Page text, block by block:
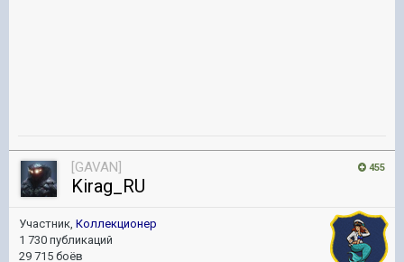
455
[GAVAN]
Kirag_RU
Участник, Коллекционер
1 730 публикаций
29 715 боёв